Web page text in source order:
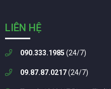
LIÊN HỆ
090.333.1985 (24/7)
09.87.87.0217(24/7)